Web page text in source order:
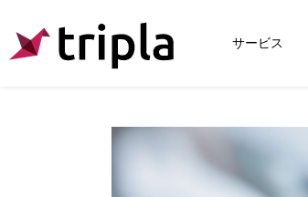
サービス